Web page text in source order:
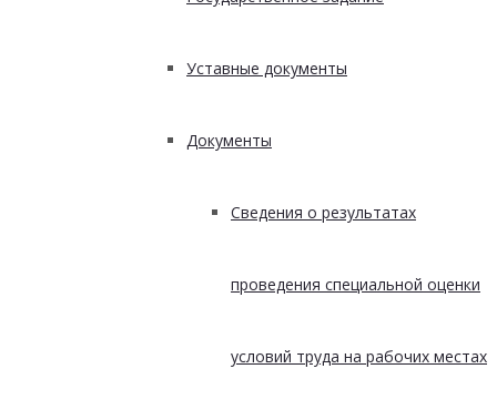
Уставные документы
Документы
Сведения о результатах
проведения специальной оценки
условий труда на рабочих местах